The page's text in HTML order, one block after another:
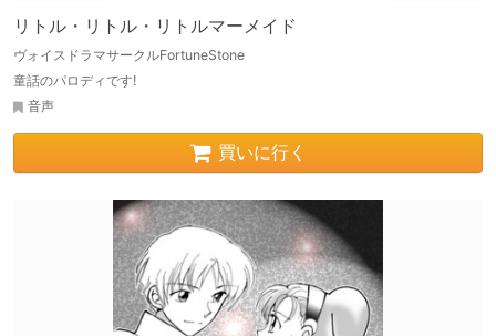
リトル・リトル・リトルマーメイド
ヴォイスドラマサークルFortuneStone
童話のパロディです!
音声
買いに行く